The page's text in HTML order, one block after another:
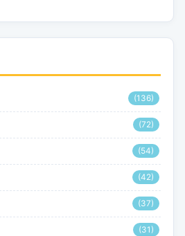
(136)
(72)
(54)
(42)
(37)
(31)